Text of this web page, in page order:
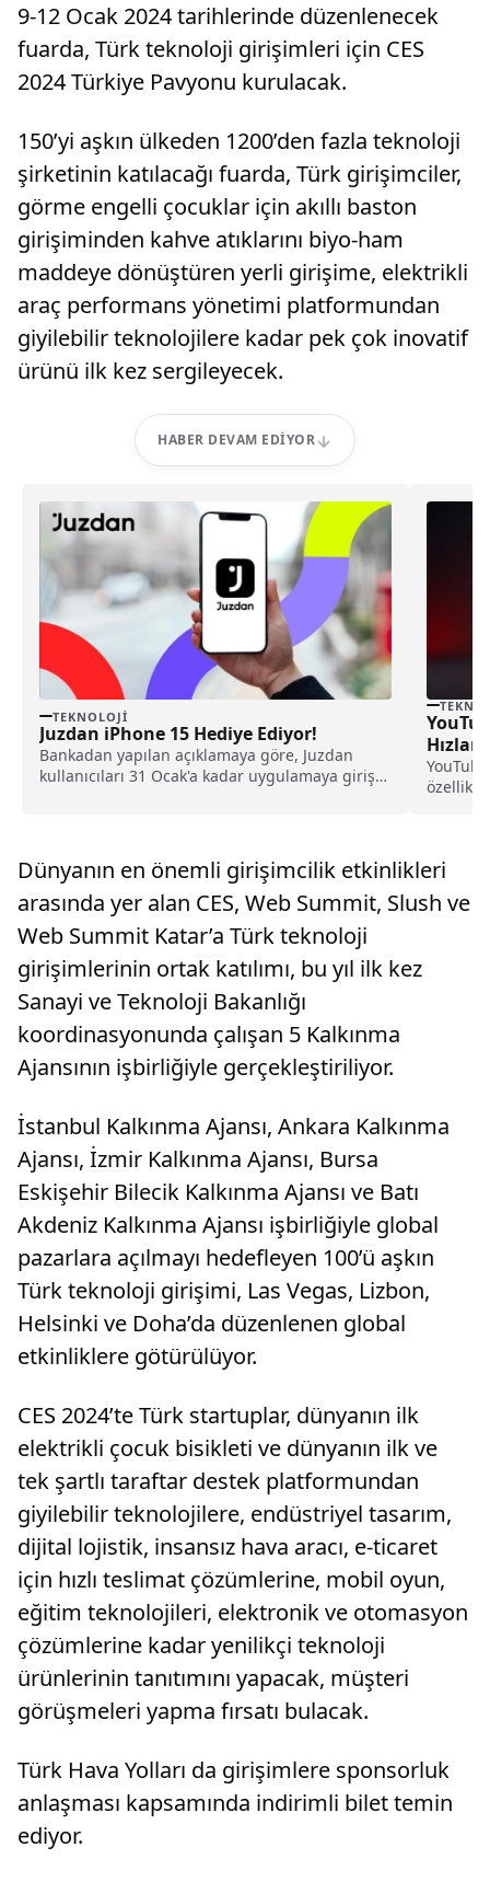
9-12 Ocak 2024 tarihlerinde düzenlenecek
fuarda, Türk teknoloji girişimleri için CES
2024 Türkiye Pavyonu kurulacak.
150’yi aşkın ülkeden 1200’den fazla teknoloji
şirketinin katılacağı fuarda, Türk girişimciler,
görme engelli çocuklar için akıllı baston
girişiminden kahve atıklarını biyo-ham
maddeye dönüştüren yerli girişime, elektrikli
araç performans yönetimi platformundan
giyilebilir teknolojilere kadar pek çok inovatif
ürünü ilk kez sergileyecek.
HABER DEVAM EDIYOR
TEKNOLOJI
Juzdan iPhone 15 Hediye Ediyor!
Bankadan yapılan açıklamaya göre, Juzdan
kullanıcıları 31 Ocak'a kadar uygulamaya giriş
Dünyanın en önemli girişimcilik etkinlikleri
arasında yer alan CES, Web Summit, Slush ve
Web Summit Katar’a Türk teknoloji
girişimlerinin ortak katılımı, bu yıl ilk kez
Sanayi ve Teknoloji Bakanlığı
koordinasyonunda çalışan 5 Kalkınma
Ajansının işbirliğiyle gerçekleştiriliyor.
İstanbul Kalkınma Ajansı, Ankara Kalkınma
Ajansı, İzmir Kalkınma Ajansı, Bursa
Eskişehir Bilecik Kalkınma Ajansı ve Batı
Akdeniz Kalkınma Ajansı işbirliğiyle global
pazarlara açılmayı hedefleyen 100’ü aşkın
Türk teknoloji girişimi, Las Vegas, Lizbon,
Helsinki ve Doha’da düzenlenen global
etkinliklere götürülüyor.
CES 2024’te Türk startuplar, dünyanın ilk
elektrikli çocuk bisikleti ve dünyanın ilk ve
tek şartlı taraftar destek platformundan
giyilebilir teknolojilere, endüstriyel tasarım,
dijital lojistik, insansız hava aracı, e-ticaret
için hızlı teslimat çözümlerine, mobil oyun,
eğitim teknolojileri, elektronik ve otomasyon
çözümlerine kadar yenilikçi teknoloji
ürünlerinin tanıtımını yapacak, müşteri
görüşmeleri yapma fırsatı bulacak.
Türk Hava Yolları da girişimlere sponsorluk
anlaşması kapsamında indirimli bilet temin
ediyor.